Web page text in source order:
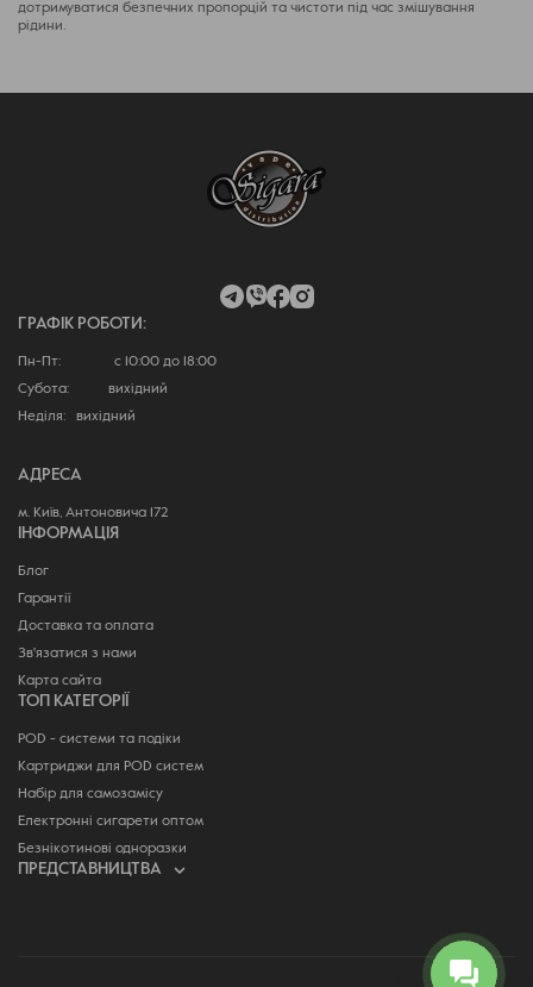
дотримуватися безпечних пропорцій та чистоти під час змішування
рідини.
ГРАФІК РОБОТИ:
Пн-Пт: с 10:00 до 18:00
Субота: вихідний
Неділя: вихідний
АДРЕСА
м. Київ, Антоновича 172
ІНФОРМАЦІЯ
Блог
Гарантії
Доставка та оплата
Зв'язатися з нами
Карта сайта
ТОП КАТЕГОРІЇ
POD - системи та подіки
Картриджи для POD систем
Набір для самозамісу
Електронні сигарети оптом
Безнікотинові одноразки
ПРЕДСТАВНИЦТВА